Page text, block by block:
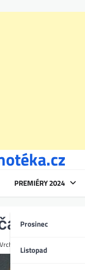
PREMIÉRY 2024
Prosinec
Listopad